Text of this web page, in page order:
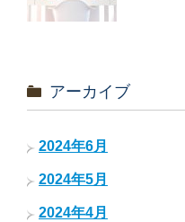
アーカイブ
2024年6月
2024年5月
2024年4月